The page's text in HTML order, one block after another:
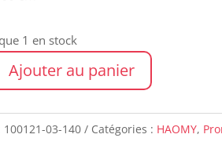
€28,00.
1 en stock
Ajouter au panier
100121-03-140 Catégories : HAOMY,